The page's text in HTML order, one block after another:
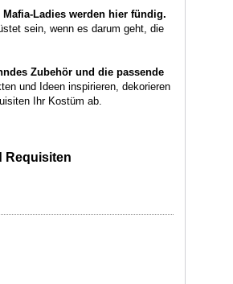
Ladies werden hier fündig.
sein, wenn es darum geht, die
Zubehör und die passende
und Ideen inspirieren, dekorieren
Ihr Kostüm ab.
Requisiten